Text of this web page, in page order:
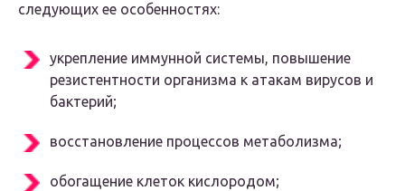
следующих ее особенностях:
укрепление иммунной системы, повышение
резистентности организма к атакам вирусов и
бактерий;
восстановление процессов метаболизма;
обогащение клеток кислородом;